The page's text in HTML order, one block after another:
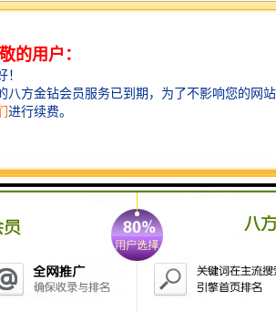
示故障点与测试点的直接距离或相对距离。
修改传播速度功能。